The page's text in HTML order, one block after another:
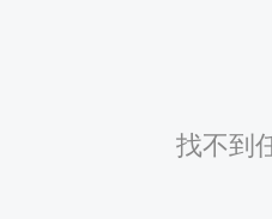
找不到